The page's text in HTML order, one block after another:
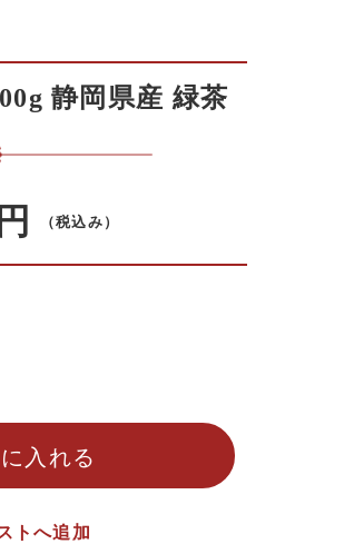
静岡県産 緑茶
（税込み）
入れる
トへ追加